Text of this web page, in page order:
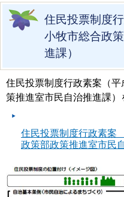
住民投票制度
小牧市総合政
進課）
住民投票制度行政素案（
策推進室市民自治推進課）
住民投票制度行政素
政策部政策推進室市民